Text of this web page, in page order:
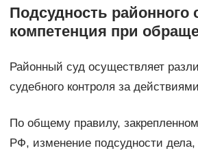
Подсудность районного
компетенция при
Районный суд осуществляет
судебного контроля за
По общему правилу,
РФ, изменение подсудности дела,